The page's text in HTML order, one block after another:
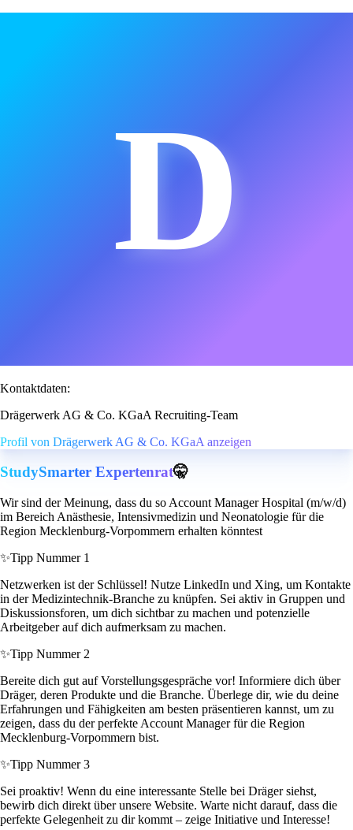
D
Kontaktdaten:
Drägerwerk AG & Co. KGaA Recruiting-Team
Profil von Drägerwerk AG & Co. KGaA anzeigen
StudySmarter Expertenrat🤫
Wir sind der Meinung, dass du so Account Manager Hospital (m/w/d)
im Bereich Anästhesie, Intensivmedizin und Neonatologie für die
Region Mecklenburg-Vorpommern erhalten könntest
✨Tipp Nummer 1
Netzwerken ist der Schlüssel! Nutze LinkedIn und Xing, um Kontakte
in der Medizintechnik-Branche zu knüpfen. Sei aktiv in Gruppen und
Diskussionsforen, um dich sichtbar zu machen und potenzielle
Arbeitgeber auf dich aufmerksam zu machen.
✨Tipp Nummer 2
Bereite dich gut auf Vorstellungsgespräche vor! Informiere dich über
Dräger, deren Produkte und die Branche. Überlege dir, wie du deine
Erfahrungen und Fähigkeiten am besten präsentieren kannst, um zu
zeigen, dass du der perfekte Account Manager für die Region
Mecklenburg-Vorpommern bist.
✨Tipp Nummer 3
Sei proaktiv! Wenn du eine interessante Stelle bei Dräger siehst,
bewirb dich direkt über unsere Website. Warte nicht darauf, dass die
perfekte Gelegenheit zu dir kommt – zeige Initiative und Interesse!